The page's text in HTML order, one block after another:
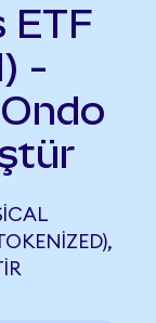
ETF
-